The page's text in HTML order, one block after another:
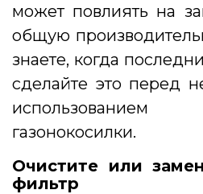
может повлиять на
общую
знаете, когда
сделайте это перед
газонокосилки.
Очистите или
фильтр